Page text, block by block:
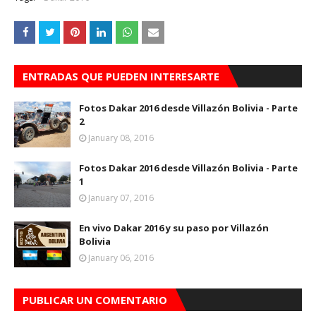
ENTRADAS QUE PUEDEN INTERESARTE
Fotos Dakar 2016 desde Villazón Bolivia - Parte
2
January 08, 2016
Fotos Dakar 2016 desde Villazón Bolivia - Parte
1
January 07, 2016
En vivo Dakar 2016 y su paso por Villazón
Bolivia
January 06, 2016
PUBLICAR UN COMENTARIO